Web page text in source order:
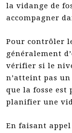
la vidange de
accompagner
Pour contrôler
généralement
vérifier si le
n’atteint pas
que la fosse est
planifier une
En faisant appel